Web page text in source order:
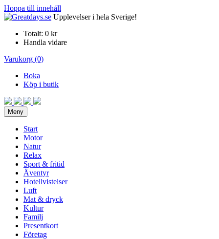
Hoppa till innehåll
Upplevelser i hela Sverige!
Totalt: 0 kr
Handla vidare
Varukorg (0)
Boka
Köp i butik
Meny
Start
Motor
Natur
Relax
Sport & fritid
Äventyr
Hotellvistelser
Luft
Mat & dryck
Kultur
Familj
Presentkort
Företag